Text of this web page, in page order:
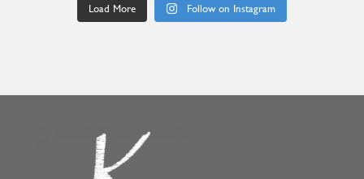
Load More Follow on Instagram